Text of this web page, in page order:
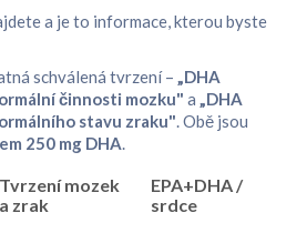
a je to informace, kterou byste
schválená tvrzení – „DHA
činnosti mozku" a „DHA
stavu zraku". Obě jsou
250 mg DHA.
Tvrzení mozek
a zrak
EPA+DHA /
srdce